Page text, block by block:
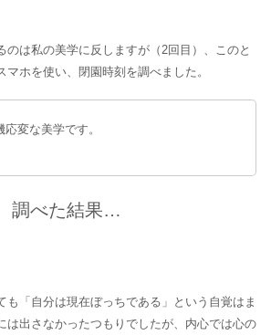
のは私の美学に反しますが（2回目）、このと
マホを使い、閉園時刻を調べました。
応変な美学です。
調べた結果…
も「自分は現在ぼっちである」という自覚はま
は出さなかったつもりでしたが、内心では心の